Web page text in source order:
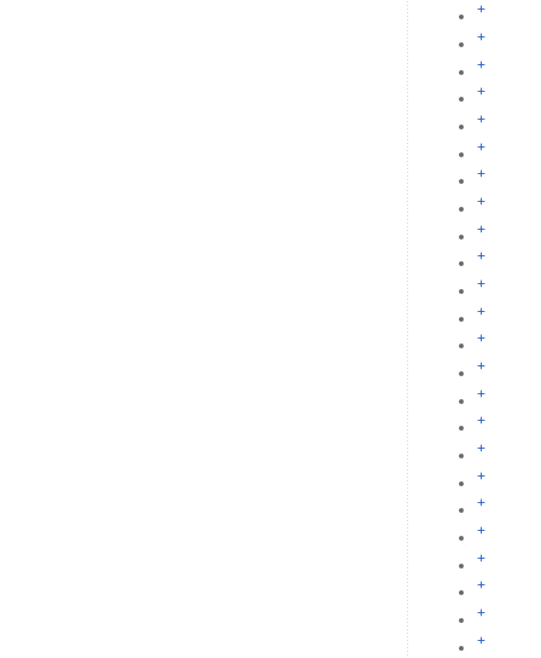
+
+
+
+
+
+
+
+
+
+
+
+
+
+
+
+
+
+
+
+
+
+
+
+